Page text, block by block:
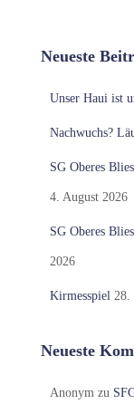
Neueste
Unser Haui ist
Nachwuchs?
SG Oberes
4. August 2026
SG Oberes
2026
Kirmesspiel 28.
Neueste
Anonym zu